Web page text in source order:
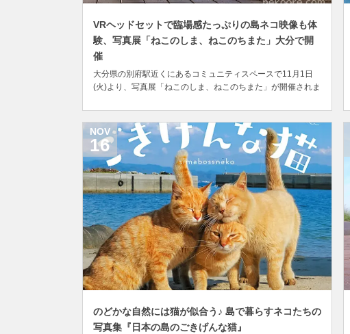
VRヘッドセットで臨場感たっぷりの島ネコ映像も体
験、写真展「ねこのしま、ねこのちまた」大分で開
催
大分県の別府駅近くにあるコミュニティスペースで11月1日
(火)より、写真展「ねこのしま、ねこのちまた」が開催されま
術に関わるさまざまなイベントを集めた市民文化祭「ベッ
プ・アート・マンス 2022」を開催中。 地域の文化芸術の振
興と活力向上を目指したイベン...
のどかな自然には猫が似合う♪ 島で暮らすネコたちの
写真集『日本の島のごきげんな猫』
NOV
16